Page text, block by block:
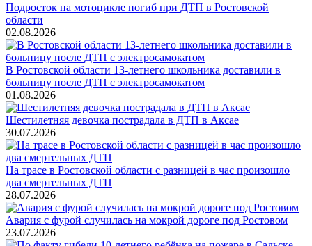
Подросток на мотоцикле погиб при ДТП в Ростовской
области
02.08.2026
В Ростовской области 13-летнего школьника доставили в
больницу после ДТП с электросамокатом
01.08.2026
Шестилетняя девочка пострадала в ДТП в Аксае
30.07.2026
На трасе в Ростовской области с разницей в час произошло
два смертельных ДТП
28.07.2026
Авария с фурой случилась на мокрой дороге под Ростовом
23.07.2026